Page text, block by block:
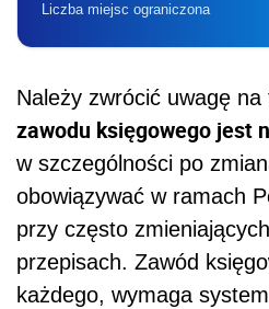
Liczba miejsc ograniczona
Należy zwrócić uwagę na
zawodu księgowego jest
w szczególności po
obowiązywać w ramach
przy często
przepisach. Zawód
każdego, wymaga